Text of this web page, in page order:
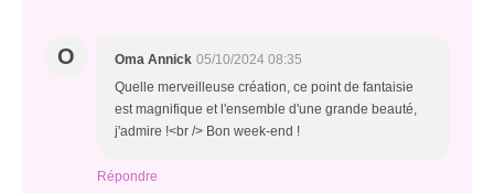
O Oma Annick 05/10/2024 08:35
Quelle merveilleuse création, ce point de fantaisie
est magnifique et l'ensemble d'une grande beauté,
j'admire !<br /> Bon week-end !
Répondre